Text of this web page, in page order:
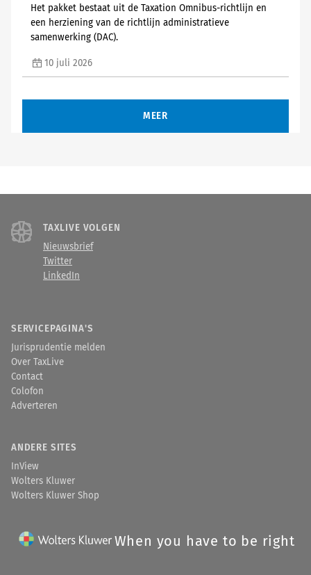
Het pakket bestaat uit de Taxation Omnibus-richtlijn en
een herziening van de richtlijn administratieve
samenwerking (DAC).
10 juli 2026
MEER
TAXLIVE VOLGEN
Nieuwsbrief
Twitter
LinkedIn
SERVICEPAGINA'S
Jurisprudentie melden
Over TaxLive
Contact
Colofon
Adverteren
ANDERE SITES
InView
Wolters Kluwer
Wolters Kluwer Shop
When you have to be right